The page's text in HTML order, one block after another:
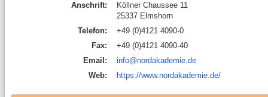
Anschrift:
Köllner Chaussee 11
25337 Elmshorn
Telefon:
+49 (0)4121 4090-0
Fax:
+49 (0)4121 4090-40
Email:
info@nordakademie.de
Web:
https://www.nordakademie.de/